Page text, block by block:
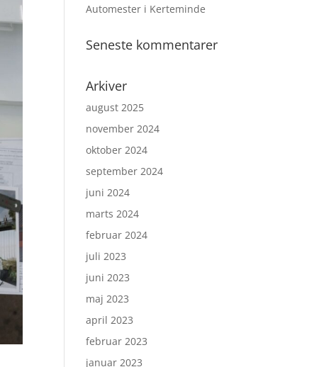
Automester i Kerteminde
Seneste kommentarer
Arkiver
august 2025
november 2024
oktober 2024
september 2024
juni 2024
marts 2024
februar 2024
juli 2023
juni 2023
maj 2023
april 2023
februar 2023
januar 2023